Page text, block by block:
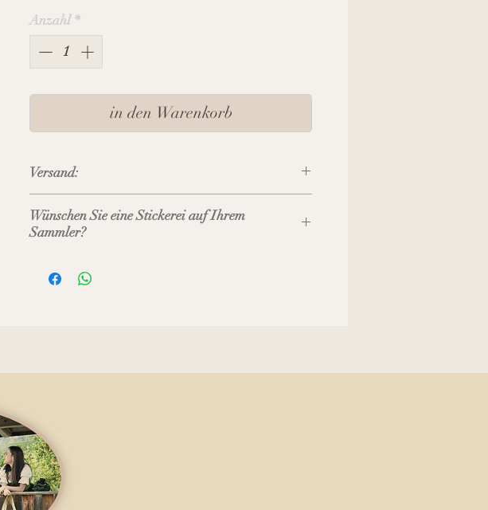
Anzahl *
in den Warenkorb
Versand:
Wünschen Sie eine Stickerei auf Ihrem
Sammler?